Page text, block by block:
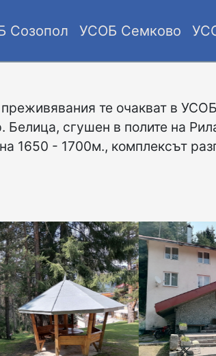
Созопол УСОБ Семково
те очакват в
Белица, сгушен в полите на
1650 - 1700м., комплексът